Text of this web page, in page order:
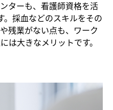
ターも、看護師資格を活
。採血などのスキルをその
残業がない点も、ワーク
は大きなメリットです。